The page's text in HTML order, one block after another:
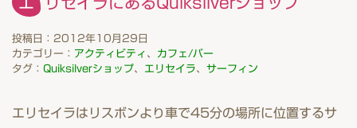
投稿日：2012年10月29日
カテゴリー： アクティビティ 、 カフェ/バー
タグ： Quiksilverショップ、 エリセイラ、 サーフィン
エリセイラはリスボンより車で45分の場所に位置するサ